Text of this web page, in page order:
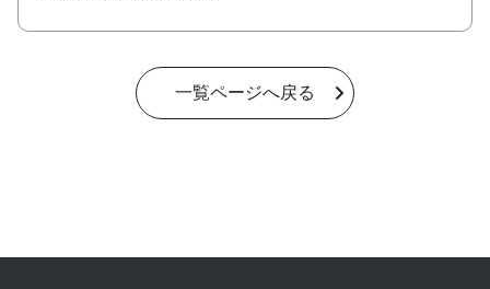
一覧ページへ戻る